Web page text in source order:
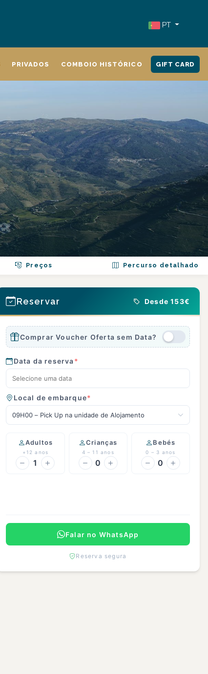
PT
PRIVADOS COMBOIO HISTÓRICO GIFT CARD
Preços Percurso detalhado
Reservar Desde 153€
Comprar Voucher Oferta sem Data?
Data da reserva*
Local de embarque*
09H00 – Pick Up na unidade de Alojamento
Adultos
+12 anos
1
Crianças
4 – 11 anos
0
Bebés
0 – 3 anos
0
Falar no WhatsApp
Reserva segura